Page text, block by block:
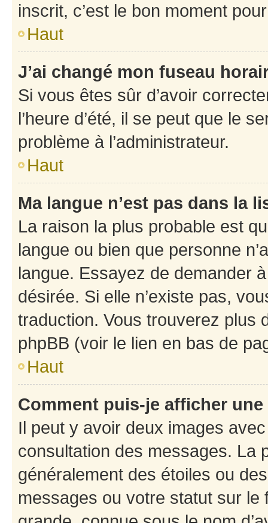
inscrit, c’est le bon moment
Haut
J’ai changé mon fuseau
Si vous êtes sûr d’avoir
l’heure d’été, il se peut que le
problème à l’administrateur.
Haut
Ma langue n’est pas dans la
La raison la plus probable est
langue ou bien que personne
langue. Essayez de demander
désirée. Si elle n’existe pas,
traduction. Vous trouverez plus
phpBB (voir le lien en bas de
Haut
Comment puis-je afficher
Il peut y avoir deux images
consultation des messages. La
généralement des étoiles ou
messages ou votre statut sur